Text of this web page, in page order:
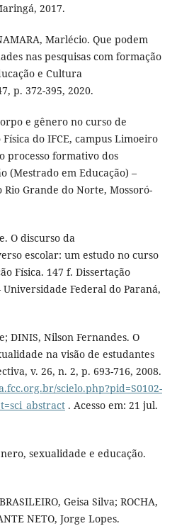
2017.
Marlécio. Que podem
nas pesquisas com formação
e Cultura
p. 372-395, 2020.
e gênero no curso de
do IFCE, campus Limoeiro
processo formativo dos
(Mestrado em Educação) –
Grande do Norte, Mossoró-
O discurso da
escolar: um estudo no curso
Física. 147 f. Dissertação
Federal do Paraná,
DINIS, Nilson Fernandes. O
na visão de estudantes
v. 26, n. 2, p. 693-716, 2008.
scielo.php?pid=S0102-
. Acesso em: 21 jul.
sexualidade e educação.
Geisa Silva; ROCHA,
NETO, Jorge Lopes.